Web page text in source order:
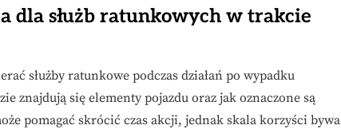
dla służb ratunkowych w trakcie
służby ratunkowe podczas działań po wypadku
znajdują się elementy pojazdu oraz jak oznaczone są
pomagać skrócić czas akcji, jednak skala korzyści bywa